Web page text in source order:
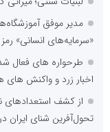
مدیر موفق
«سرمایه‌های انسانی»
طرحواره های فعال
اخبار زرد و واکنش های
از کشف استعدادهای
تحول‌آفرین شنای ایران